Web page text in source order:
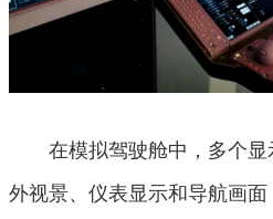
在模拟驾驶舱中，多个显
外视景、仪表显示和导航画